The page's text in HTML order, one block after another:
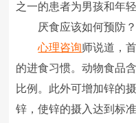
之一的患者为男孩和年轻
厌食应该如何预防？
心理咨询师说道，
的进食习惯。动物食品
比例。此外可增加锌的
锌，使锌的摄入达到标